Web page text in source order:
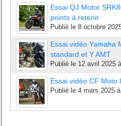
Essai QJ Motor
points à retenir
Publié le 8 octobre
Essai vidéo Yamaha
standard et Y AMT
Publié le 12 avril 2025
Essai vidéo CF Moto
Publié le 4 mars 2025